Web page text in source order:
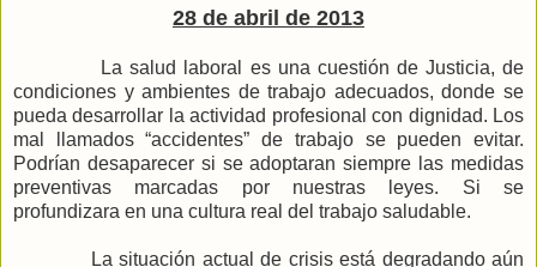
28 de abril de 2013
La salud laboral es una cuestión de Justicia, de
condiciones y ambientes de trabajo adecuados, donde se
pueda desarrollar la actividad profesional con dignidad. Los
mal llamados “accidentes” de trabajo se pueden evitar.
Podrían desaparecer si se adoptaran siempre las medidas
preventivas marcadas por nuestras leyes. Si se
profundizara en una cultura real del trabajo saludable.
La situación actual de crisis está degradando aún